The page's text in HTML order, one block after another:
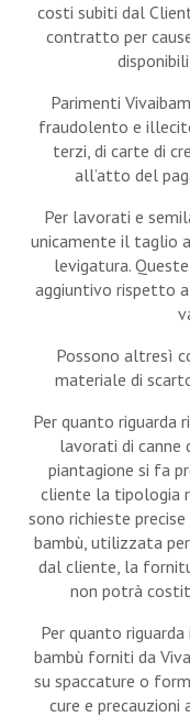
costi subiti dal
contratto per
Parimenti
fraudolento e
terzi, di carte di
all’atto del
Per lavorati e
unicamente il taglio
levigatura.
aggiuntivo rispetto
Possono altresì
materiale di
Per quanto riguarda
lavorati di canne
piantagione si fa
cliente la tipologia
sono richieste
bambù, utilizzata
dal cliente, la
non potrà
Per quanto
bambù forniti da
su spaccature o
cure e precauzioni